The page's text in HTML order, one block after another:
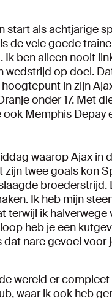
start als achtjarige
de vele goede
Ik ben alleen nooit
wedstrijd op doel.
in zijn
onder 17. Met
Memphis Depay
waarop Ajax in
twee goals kon
Ik heb mijn
terwijl ik
heb je een
nare gevoel
wereld er
waar ik ook heb